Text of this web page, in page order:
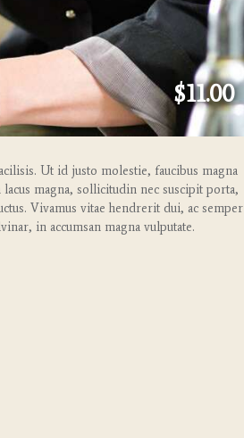
$11.00
Ut id justo molestie, faucibus magna
magna, sollicitudin nec suscipit porta,
Vivamus vitae hendrerit dui, ac semper
in accumsan magna vulputate.